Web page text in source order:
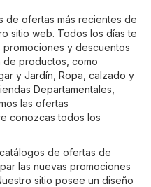
de ofertas más recientes de
sitio web. Todos los días te
y descuentos
de productos, como
y Jardín Ropa, calzado y
Departamentales
las ofertas
conozcas todos los
de ofertas de
las nuevas promociones
sitio posee un diseño